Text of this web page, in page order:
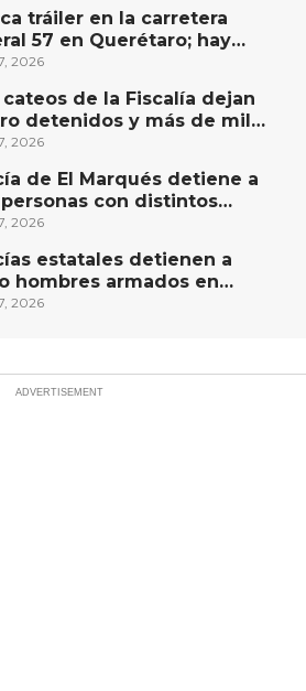
tráiler en la carretera
57 en Querétaro; hay
de combustible
2026
cateos de la Fiscalía dejan
detenidos y más de mil
aseguradas en Querétaro
2026
de El Marqués detiene a
con distintos
2026
estatales detienen a
hombres armados en
capital
2026